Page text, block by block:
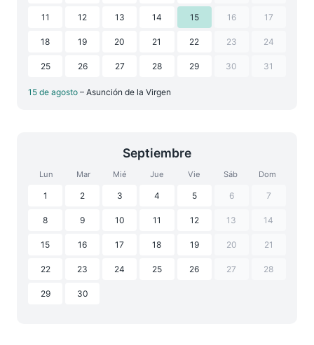
11 12 13 14 15 16 17
18 19 20 21 22 23 24
25 26 27 28 29 30 31
15 de agosto – Asunción de la Virgen
Septiembre
Lun Mar Mié Jue Vie Sáb Dom
1 2 3 4 5 6 7
8 9 10 11 12 13 14
15 16 17 18 19 20 21
22 23 24 25 26 27 28
29 30